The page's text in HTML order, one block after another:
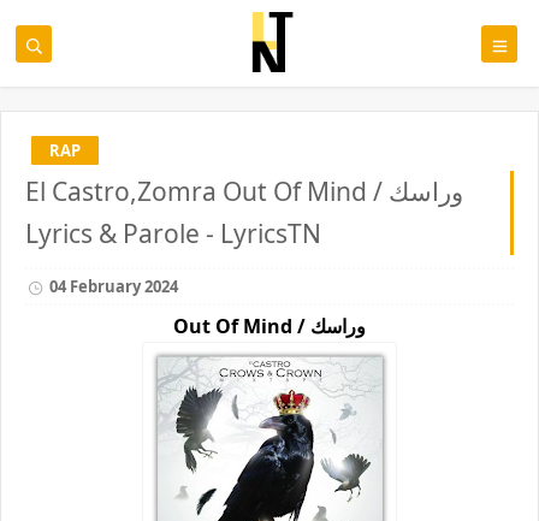
RAP
El Castro,Zomra Out Of Mind / وراسك
Lyrics & Parole - LyricsTN
04 February 2024
Out Of Mind / وراسك